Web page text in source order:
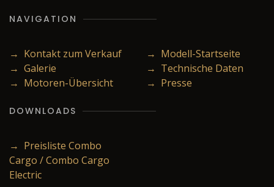
NAVIGATION
→ Kontakt zum Verkauf
→ Modell-Startseite
→ Galerie
→ Technische Daten
→ Motoren-Übersicht
→ Presse
DOWNLOADS
→ Preisliste Combo
Cargo / Combo Cargo
Electric